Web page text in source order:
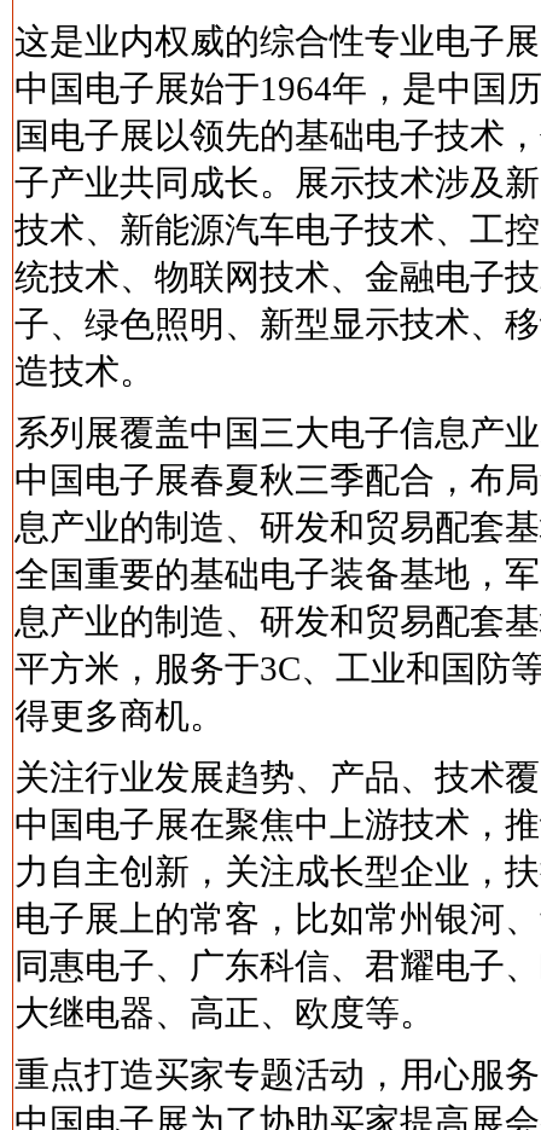
这是业内权威的综合性专业电子展
中国电子展始于1964年，是中国
国电子展以领先的基础电子技术
子产业共同成长。展示技术涉及
技术、新能源汽车电子技术、工
统技术、物联网技术、金融电子
子、绿色照明、新型显示技术、
造技术。
系列展覆盖中国三大电子信息产
中国电子展春夏秋三季配合，布
息产业的制造、研发和贸易配套
全国重要的基础电子装备基地，
息产业的制造、研发和贸易配套
平方米，服务于3C、工业和国防
得更多商机。
关注行业发展趋势、产品、技术
中国电子展在聚焦中上游技术，
力自主创新，关注成长型企业，
电子展上的常客，比如常州银河
同惠电子、广东科信、君耀电子
大继电器、高正、欧度等。
重点打造买家专题活动，用心服
中国电子展为了协助买家提高展